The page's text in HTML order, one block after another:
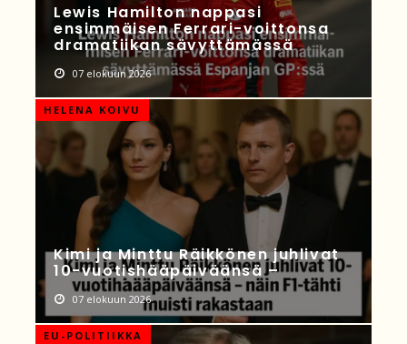
Lewis Hamilton nappasi
ensimmäisen Ferrari-voittonsa
dramatiikan sävyttämässä
07 elokuun 2026
HELENA KOIVU
Kimi ja Minttu Räikkönen juhlivat
10-vuotishääpäiväänsä –
07 elokuun 2026
EU-POLITIIKKA